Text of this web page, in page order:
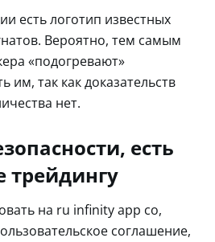
есть логотип известных
Вероятно, тем самым
«подогревают»
им, так как доказательств
нет.
есть
трейдингу
на ru infinity app co,
соглашение,